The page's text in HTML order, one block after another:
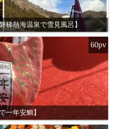
熱海温泉で雪見風呂】
一年安鯛】
60pv